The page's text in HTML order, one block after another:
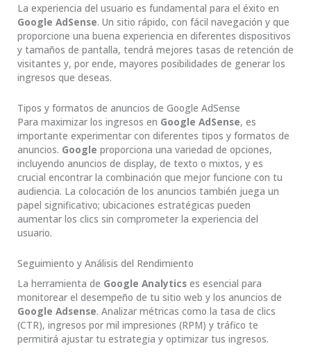
La experiencia del usuario es fundamental para el éxito en
Google AdSense. Un sitio rápido, con fácil navegación y que
proporcione una buena experiencia en diferentes dispositivos
y tamaños de pantalla, tendrá mejores tasas de retención de
visitantes y, por ende, mayores posibilidades de generar los
ingresos que deseas.
Tipos y formatos de anuncios de Google AdSense
Para maximizar los ingresos en Google AdSense, es
importante experimentar con diferentes tipos y formatos de
anuncios. Google proporciona una variedad de opciones,
incluyendo anuncios de display, de texto o mixtos, y es
crucial encontrar la combinación que mejor funcione con tu
audiencia. La colocación de los anuncios también juega un
papel significativo; ubicaciones estratégicas pueden
aumentar los clics sin comprometer la experiencia del
usuario.
Seguimiento y Análisis del Rendimiento
La herramienta de Google Analytics es esencial para
monitorear el desempeño de tu sitio web y los anuncios de
Google Adsense. Analizar métricas como la tasa de clics
(CTR), ingresos por mil impresiones (RPM) y tráfico te
permitirá ajustar tu estrategia y optimizar tus ingresos.